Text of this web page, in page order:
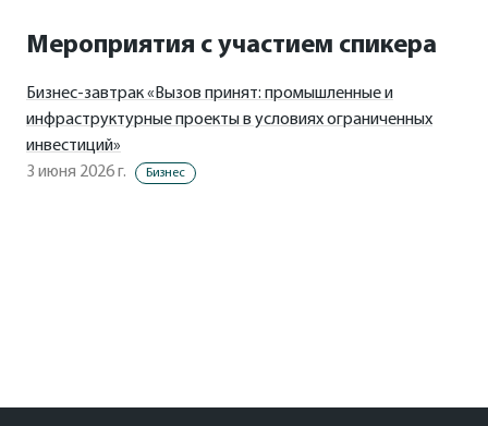
Мероприятия с участием спикера
Бизнес-завтрак «Вызов принят: промышленные и
инфраструктурные проекты в условиях ограниченных
инвестиций»
3 июня 2026 г.
Бизнес